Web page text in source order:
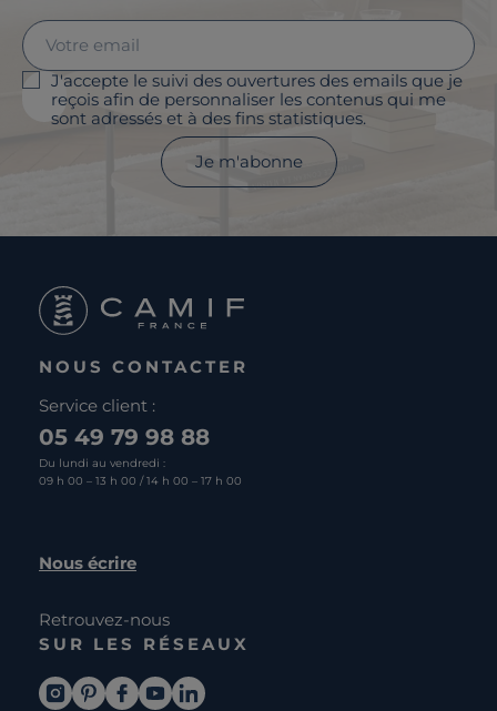
J'accepte le suivi des ouvertures des emails que je
reçois afin de personnaliser les contenus qui me
sont adressés et à des fins statistiques.
Je m'abonne
NOUS CONTACTER
Service client :
05 49 79 98 88
Du lundi au vendredi :
09 h 00 – 13 h 00 / 14 h 00 – 17 h 00
Nous écrire
Retrouvez-nous
SUR LES RÉSEAUX